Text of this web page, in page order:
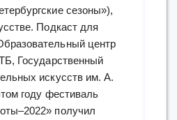
сезоны»),
Подкаст для
центр
Государственный
искусств им. А.
году фестиваль
получил